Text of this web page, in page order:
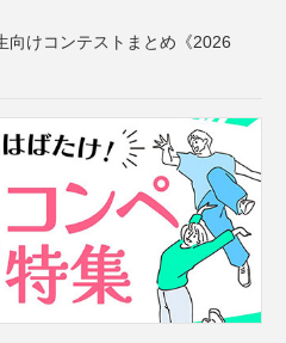
向けコンテストまとめ《2026